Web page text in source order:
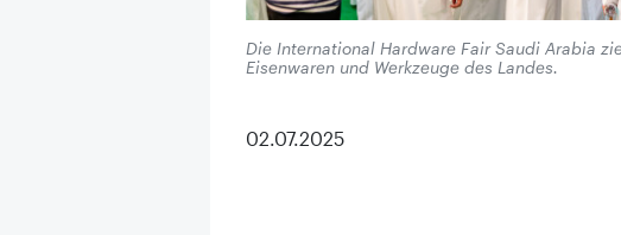
Die International Hardware Fair Saudi Arabia
Eisenwaren und Werkzeuge des Landes.
02.07.2025